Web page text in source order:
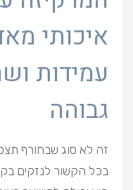
איכותי
עמידות
גבוהה
זה לא סוג שבחורף
בכל הקשור לנזקים